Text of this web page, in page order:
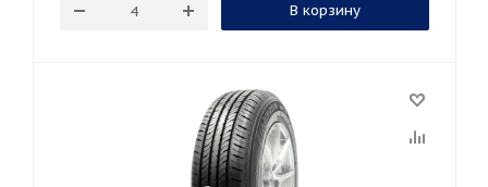
В корзину